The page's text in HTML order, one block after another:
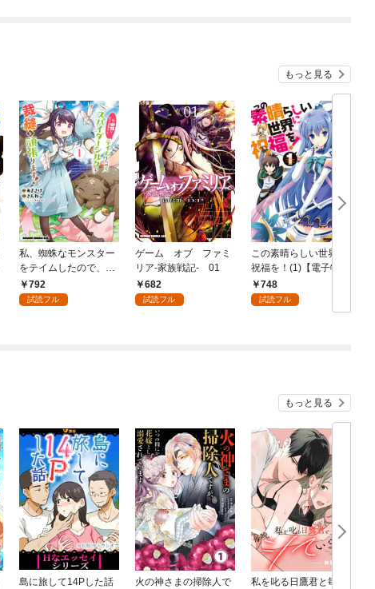
もっと見る
私、蜘蛛なモンスター
をテイムしたので、ス
パイダーシルクで裁縫
を頑張ります！ 1
792
試読フル
ゲーム オブ ファミ
リア-家族戦記- 01
682
試読フル
この素晴らしい世界に
祝福を！(1)【電子特別
版】748
試読フル
もっと見る
島に旅して14Pした話
火の神さまの掃除人で
私を叱る日鷹君と毎晩